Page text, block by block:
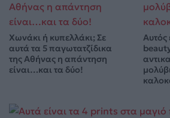
Χωνάκι ή κυπελλάκι; Σε
αυτά τα 5 παγωτατζίδικα
της Αθήνας η απάντηση
είναι…και τα δύο!
Αυτός